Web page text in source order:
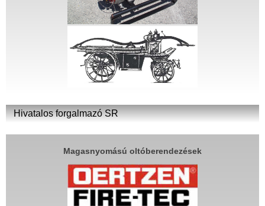
Hivatalos forgalmazó SR
Magasnyomású oltóberendezések